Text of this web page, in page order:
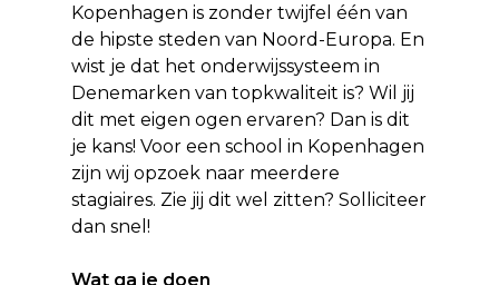
Kopenhagen is zonder twijfel één van
de hipste steden van Noord-Europa. En
wist je dat het onderwijssysteem in
Denemarken van topkwaliteit is? Wil jij
dit met eigen ogen ervaren? Dan is dit
je kans! Voor een school in Kopenhagen
zijn wij opzoek naar meerdere
stagiaires. Zie jij dit wel zitten? Solliciteer
dan snel!
Wat ga je doen